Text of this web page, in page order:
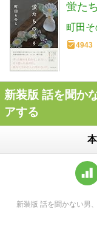
蛍た
町田そ
4943
新装版 話を聞か
アする
新装版 話を聞かない男